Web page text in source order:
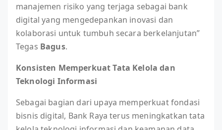
manajemen risiko yang terjaga sebagai bank
digital yang mengedepankan inovasi dan
kolaborasi untuk tumbuh secara berkelanjutan”
Tegas Bagus.
Konsisten Memperkuat Tata Kelola dan
Teknologi Informasi
Sebagai bagian dari upaya memperkuat fondasi
bisnis digital, Bank Raya terus meningkatkan tata